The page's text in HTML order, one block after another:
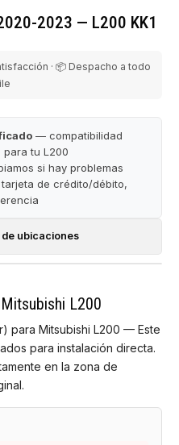
2023 — L200 KK1
· 📦 Despacho a todo
— compatibilidad
para tu L200
si hay problemas
de crédito/débito,
ubicaciones
L200
para Mitsubishi L200 — Este
para instalación directa.
en la zona de